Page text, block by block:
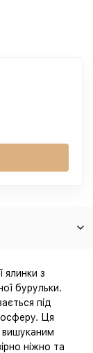
ялинки з
бурульки.
під
Ця
вишуканим
ніжно та